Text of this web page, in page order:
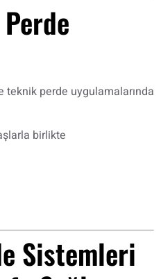
perde uygulamalarında
birlikte
Sistemleri